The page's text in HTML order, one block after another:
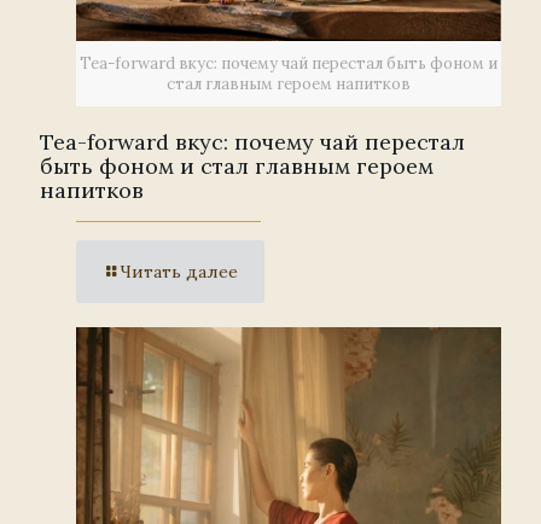
Tea-forward вкус: почему чай перестал быть фоном и
стал главным героем напитков
Tea-forward вкус: почему чай перестал
быть фоном и стал главным героем
напитков
Читать далее